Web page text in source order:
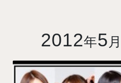
学生生活
就職・デビュー
2012年5 月